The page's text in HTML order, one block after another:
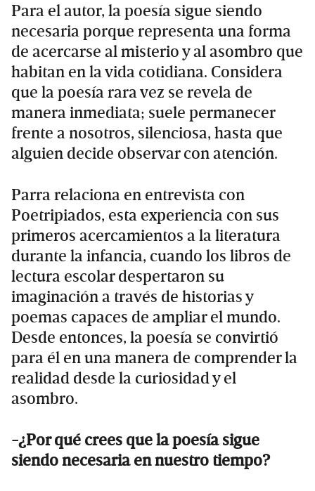
Para el autor, la poesía sigue siendo
necesaria porque representa una forma
de acercarse al misterio y al asombro que
habitan en la vida cotidiana. Considera
que la poesía rara vez se revela de
manera inmediata; suele permanecer
frente a nosotros, silenciosa, hasta que
alguien decide observar con atención.
Parra relaciona en entrevista con
Poetripiados, esta experiencia con sus
primeros acercamientos a la literatura
durante la infancia, cuando los libros de
lectura escolar despertaron su
imaginación a través de historias y
poemas capaces de ampliar el mundo.
Desde entonces, la poesía se convirtió
para él en una manera de comprender la
realidad desde la curiosidad y el
asombro.
-¿Por qué crees que la poesía sigue
siendo necesaria en nuestro tiempo?